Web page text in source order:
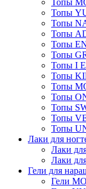
Топы
Топы
Топы
Топы
Топы
Топы
Топы I
Топы
Топы
Топы
Топы
Топы
Топы
Лаки для
Лаки
Лаки
Гели для
Гели